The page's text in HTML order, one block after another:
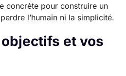
concrète pour construire un
l’humain ni la simplicité.
et vos